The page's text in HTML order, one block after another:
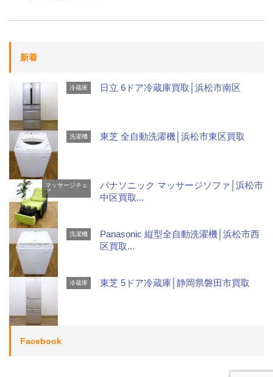
新着
冷蔵庫 日立 6ドア冷蔵庫買取│浜松市南区
洗濯機 東芝 全自動洗濯機│浜松市東区買取
マッサージチェ
ア
パナソニック マッサージソファ│浜松市
中区買取...
洗濯機
Panasonic 縦型全自動洗濯機│浜松市西
区買取...
冷蔵庫 東芝 5ドア冷蔵庫│静岡県磐田市買取
Facebook